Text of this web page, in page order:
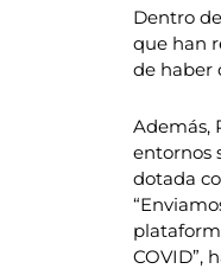
Dentro
que han
de haber
Además,
entornos
dotada
COVID”,